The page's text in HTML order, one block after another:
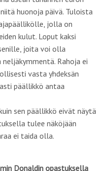
sen päällikkö eivät näytä
tulee näköjään
ei taida olla.
Donaldin opastuksella
. Saan nopeasti huomata,
ja traagisten
meressä ei pidä uida.
aaltojen voima
niin turisteja kuin